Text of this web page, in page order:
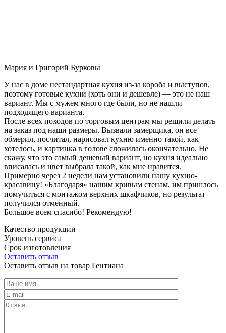
Мария и Григорий Бурковы
У нас в доме нестандартная кухня из-за короба и выступов,
поэтому готовые кухни (хоть они и дешевле) — это не наш
вариант. Мы с мужем много где были, но не нашли
подходящего варианта.
После всех походов по торговым центрам мы решили делать
на заказ под наши размеры. Вызвали замерщика, он все
обмерил, посчитал, нарисовал кухню именно такой, как
хотелось, и картинка в голове сложилась окончательно. Не
скажу, что это самый дешевый вариант, но кухня идеально
вписалась и цвет выбрала такой, как мне нравится.
Примерно через 2 недели нам установили нашу кухню-
красавицу! «Благодаря» нашим кривым стенам, им пришлось
помучиться с монтажом верхних шкафчиков, но результат
получился отменный.
Большое всем спасибо! Рекомендую!
Качество продукции
Уровень сервиса
Срок изготовления
Оставить отзыв
Оставить отзыв на товар Гентиана